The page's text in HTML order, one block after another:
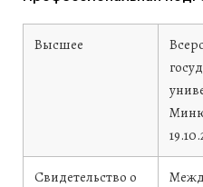
Высшее
Свидетельство о